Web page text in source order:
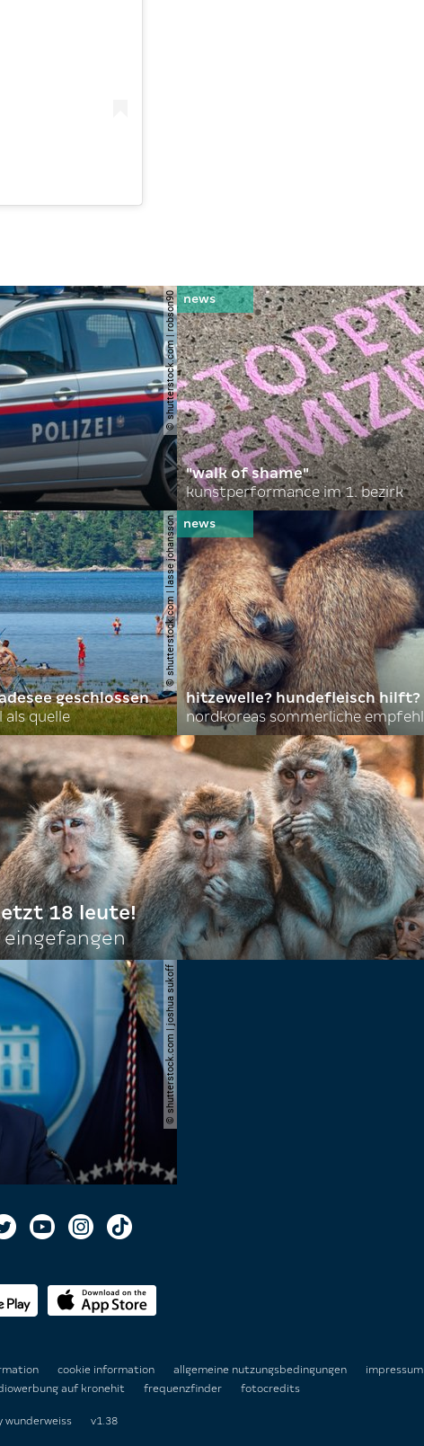
© shutterstock.com | robson90
"walk of shame"
kunstperformance im 1. bezirk
© shutterstock.com | lasse johansson
geschlossen
als quelle
hitzewelle? hundefleisch hilft?
18 leute!
© shutterstock.com | joshua sukoff
cookie information allgemeine nutzungsbedingungen
impressum
auf kronehit frequenzfinder fotocredits
wunderweiss v1.38